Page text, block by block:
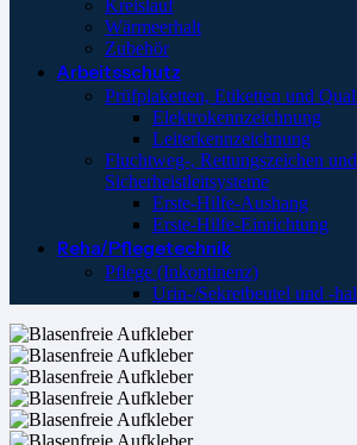
Kreislauf
Wärmeerhalt
Zubehör
Arbeitsschutz
Prüfplaketten, Etiketten und
Elektrokennzeichnung
Leiterkennzeichnung
Fluchtweg-, Rettungszeichen und
Sicherheistleitsysteme
Erste-Hilfe-Aushang
Erste-Hilfe-Einrichtung
Reha/Pflegetechnik
Pflege (Inkontinenz)
Urin-/Sekretbeutel und -